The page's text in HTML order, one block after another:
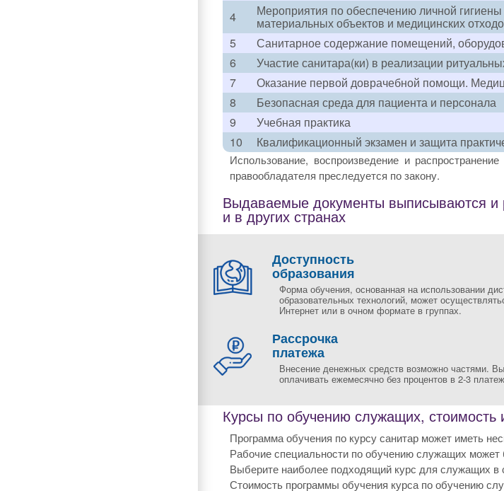
4
Мероприятия по обеспечению личной
материальных объектов и медицинских
5
Санитарное содержание помещений,
6
Участие санитара(ки) в реализации
7
Оказание первой доврачебной помощи.
8
Безопасная среда для пациента и персонала
9
Учебная практика
10
Квалификационный экзамен и защита
Использование, воспроизведение и
правообладателя преследуется по закону.
Выдаваемые документы выписываются и
и в других странах
Доступность
образования
Форма обучения, основанная на использовании
образовательных технологий, может
Интернет или в очном формате в группах.
Рассрочка
платежа
Внесение денежных средств возможно частями.
оплачивать ежемесячно без процентов в 2-3
Курсы по обучению служащих, стоимость
Программа обучения по курсу санитар может иметь
Рабочие специальности по обучению служащих
Выберите наиболее подходящий курс для служащих в
Стоимость программы обучения курса по обучению